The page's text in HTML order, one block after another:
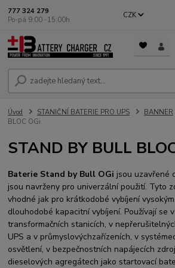
CZK
777 324 279
Po-pá 9:00 -15:00h
Úvod STANIČNÍ BATERIE PRO UPS BANNER
BLOC OGi
STAND BY BULL
Baterie Stand by Bull OGi jsou uzavřené
jsou navrženy pro univerzální použití. Tyto
vhodné jak pro krátkodobé vybíjení
dlouhodobé kapacitní vybíjení. Používají se
transformačních stanicích, v
UPS a v průmyslovýchzařízeních, v
osvětlení, v bezpečnostních napájecích
dieselových agregátech jako startovací